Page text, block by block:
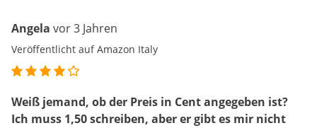
Angela vor 3 Jahren
Veröffentlicht auf Amazon Italy
Weiß jemand, ob der Preis in Cent angegeben ist?
Ich muss 1,50 schreiben, aber er gibt es mir nicht